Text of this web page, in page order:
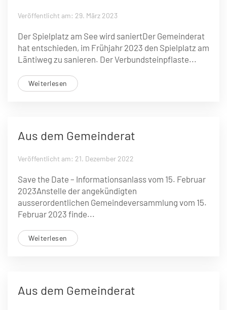
Veröffentlicht am: 29. März 2023
Der Spielplatz am See wird saniertDer Gemeinderat
hat entschieden, im Frühjahr 2023 den Spielplatz am
Läntiweg zu sanieren. Der Verbundsteinpflaste...
Weiterlesen
Aus dem Gemeinderat
Veröffentlicht am: 21. Dezember 2022
Save the Date – Informationsanlass vom 15. Februar
2023Anstelle der angekündigten
ausserordentlichen Gemeindeversammlung vom 15.
Februar 2023 finde...
Weiterlesen
Aus dem Gemeinderat